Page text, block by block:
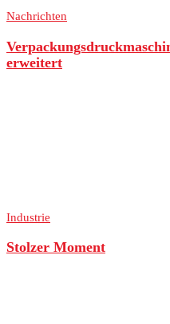
Nachrichten
erweitert
Industrie
Stolzer Moment